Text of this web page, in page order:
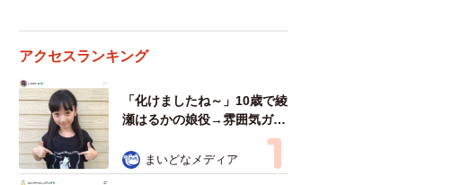
アクセスランキング
「化けましたね～」10歳で綾
瀬はるかの娘役→雰囲気ガラ
リの18歳に成長 「メイクで
雰囲気が」「宝塚に入れそ
う」
まいどなメディア